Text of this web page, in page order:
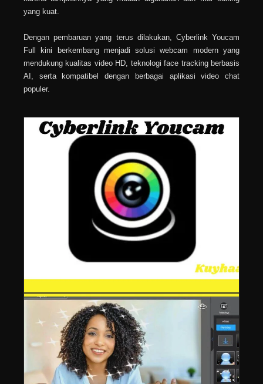
yang kuat.
Dengan pembaruan yang terus dilakukan, Cyberlink Youcam
Full kini berkembang menjadi solusi webcam modern yang
mendukung kualitas video HD, teknologi face tracking berbasis
AI, serta kompatibel dengan berbagai aplikasi video chat
populer.